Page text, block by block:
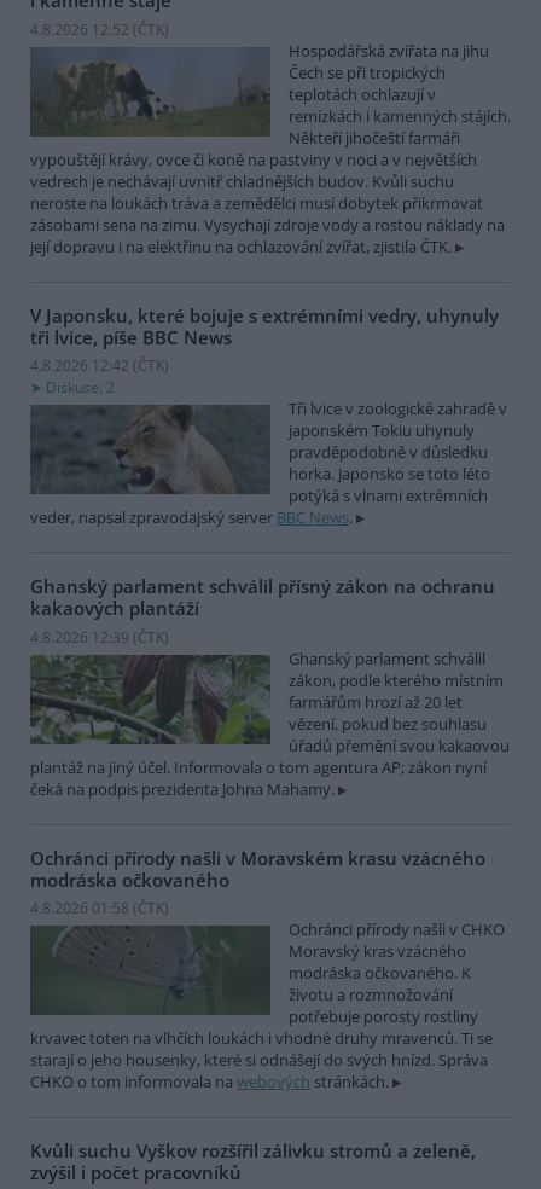
4.8.2026 12:52 (ČTK)
Hospodářská zvířata na jihu
Čech se při tropických
teplotách ochlazují v
remízkách i kamenných stájích.
Někteří jihočeští farmáři
vypouštějí krávy, ovce či koně na pastviny v noci a v největších
vedrech je nechávají uvnitř chladnějších budov. Kvůli suchu
neroste na loukách tráva a zemědělci musí dobytek přikrmovat
zásobami sena na zimu. Vysychají zdroje vody a rostou náklady na
její dopravu i na elektřinu na ochlazování zvířat, zjistila ČTK.
V Japonsku, které bojuje s extrémními vedry, uhynuly
tři lvice, píše BBC News
4.8.2026 12:42 (ČTK)
Diskuse: 2
Tři lvice v zoologické zahradě v
japonském Tokiu uhynuly
pravděpodobně v důsledku
horka. Japonsko se toto léto
potýká s vlnami extrémních
veder, napsal zpravodajský server BBC News.
Ghanský parlament schválil přísný zákon na ochranu
kakaových plantáží
4.8.2026 12:39 (ČTK)
Ghanský parlament schválil
zákon, podle kterého místním
farmářům hrozí až 20 let
vězení, pokud bez souhlasu
úřadů přemění svou kakaovou
plantáž na jiný účel. Informovala o tom agentura AP; zákon nyní
čeká na podpis prezidenta Johna Mahamy.
Ochránci přírody našli v Moravském krasu vzácného
modráska očkovaného
4.8.2026 01:58 (ČTK)
Ochránci přírody našli v CHKO
Moravský kras vzácného
modráska očkovaného. K
životu a rozmnožování
potřebuje porosty rostliny
krvavec toten na vlhčích loukách i vhodné druhy mravenců. Ti se
starají o jeho housenky, které si odnášejí do svých hnízd. Správa
CHKO o tom informovala na webových stránkách.
Kvůli suchu Vyškov rozšířil zálivku stromů a zeleně,
zvýšil i počet pracovníků